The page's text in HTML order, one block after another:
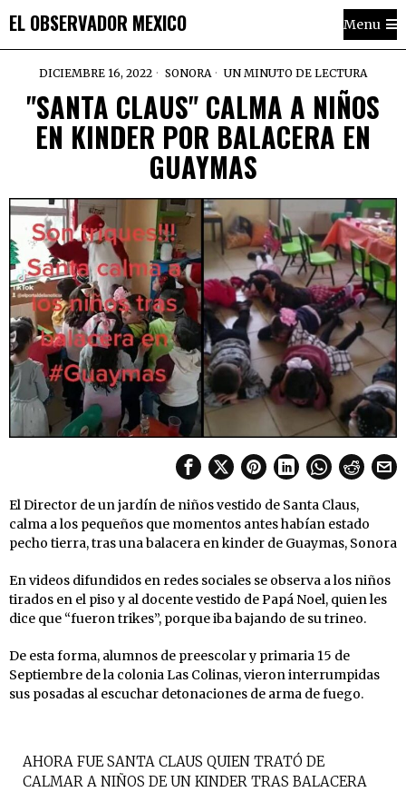
EL OBSERVADOR MEXICO Menu
DICIEMBRE 16, 2022 SONORA UN MINUTO DE LECTURA
"SANTA CLAUS" CALMA A NIÑOS
EN KINDER POR BALACERA EN
GUAYMAS
El Director de un jardín de niños vestido de Santa Claus,
calma a los pequeños que momentos antes habían estado
pecho tierra, tras una balacera en kinder de Guaymas, Sonora
En videos difundidos en redes sociales se observa a los niños
tirados en el piso y al docente vestido de Papá Noel, quien les
dice que “fueron trikes”, porque iba bajando de su trineo.
De esta forma, alumnos de preescolar y primaria 15 de
Septiembre de la colonia Las Colinas, vieron interrumpidas
sus posadas al escuchar detonaciones de arma de fuego.
AHORA FUE SANTA CLAUS QUIEN TRATÓ DE
CALMAR A NIÑOS DE UN KINDER TRAS BALACERA